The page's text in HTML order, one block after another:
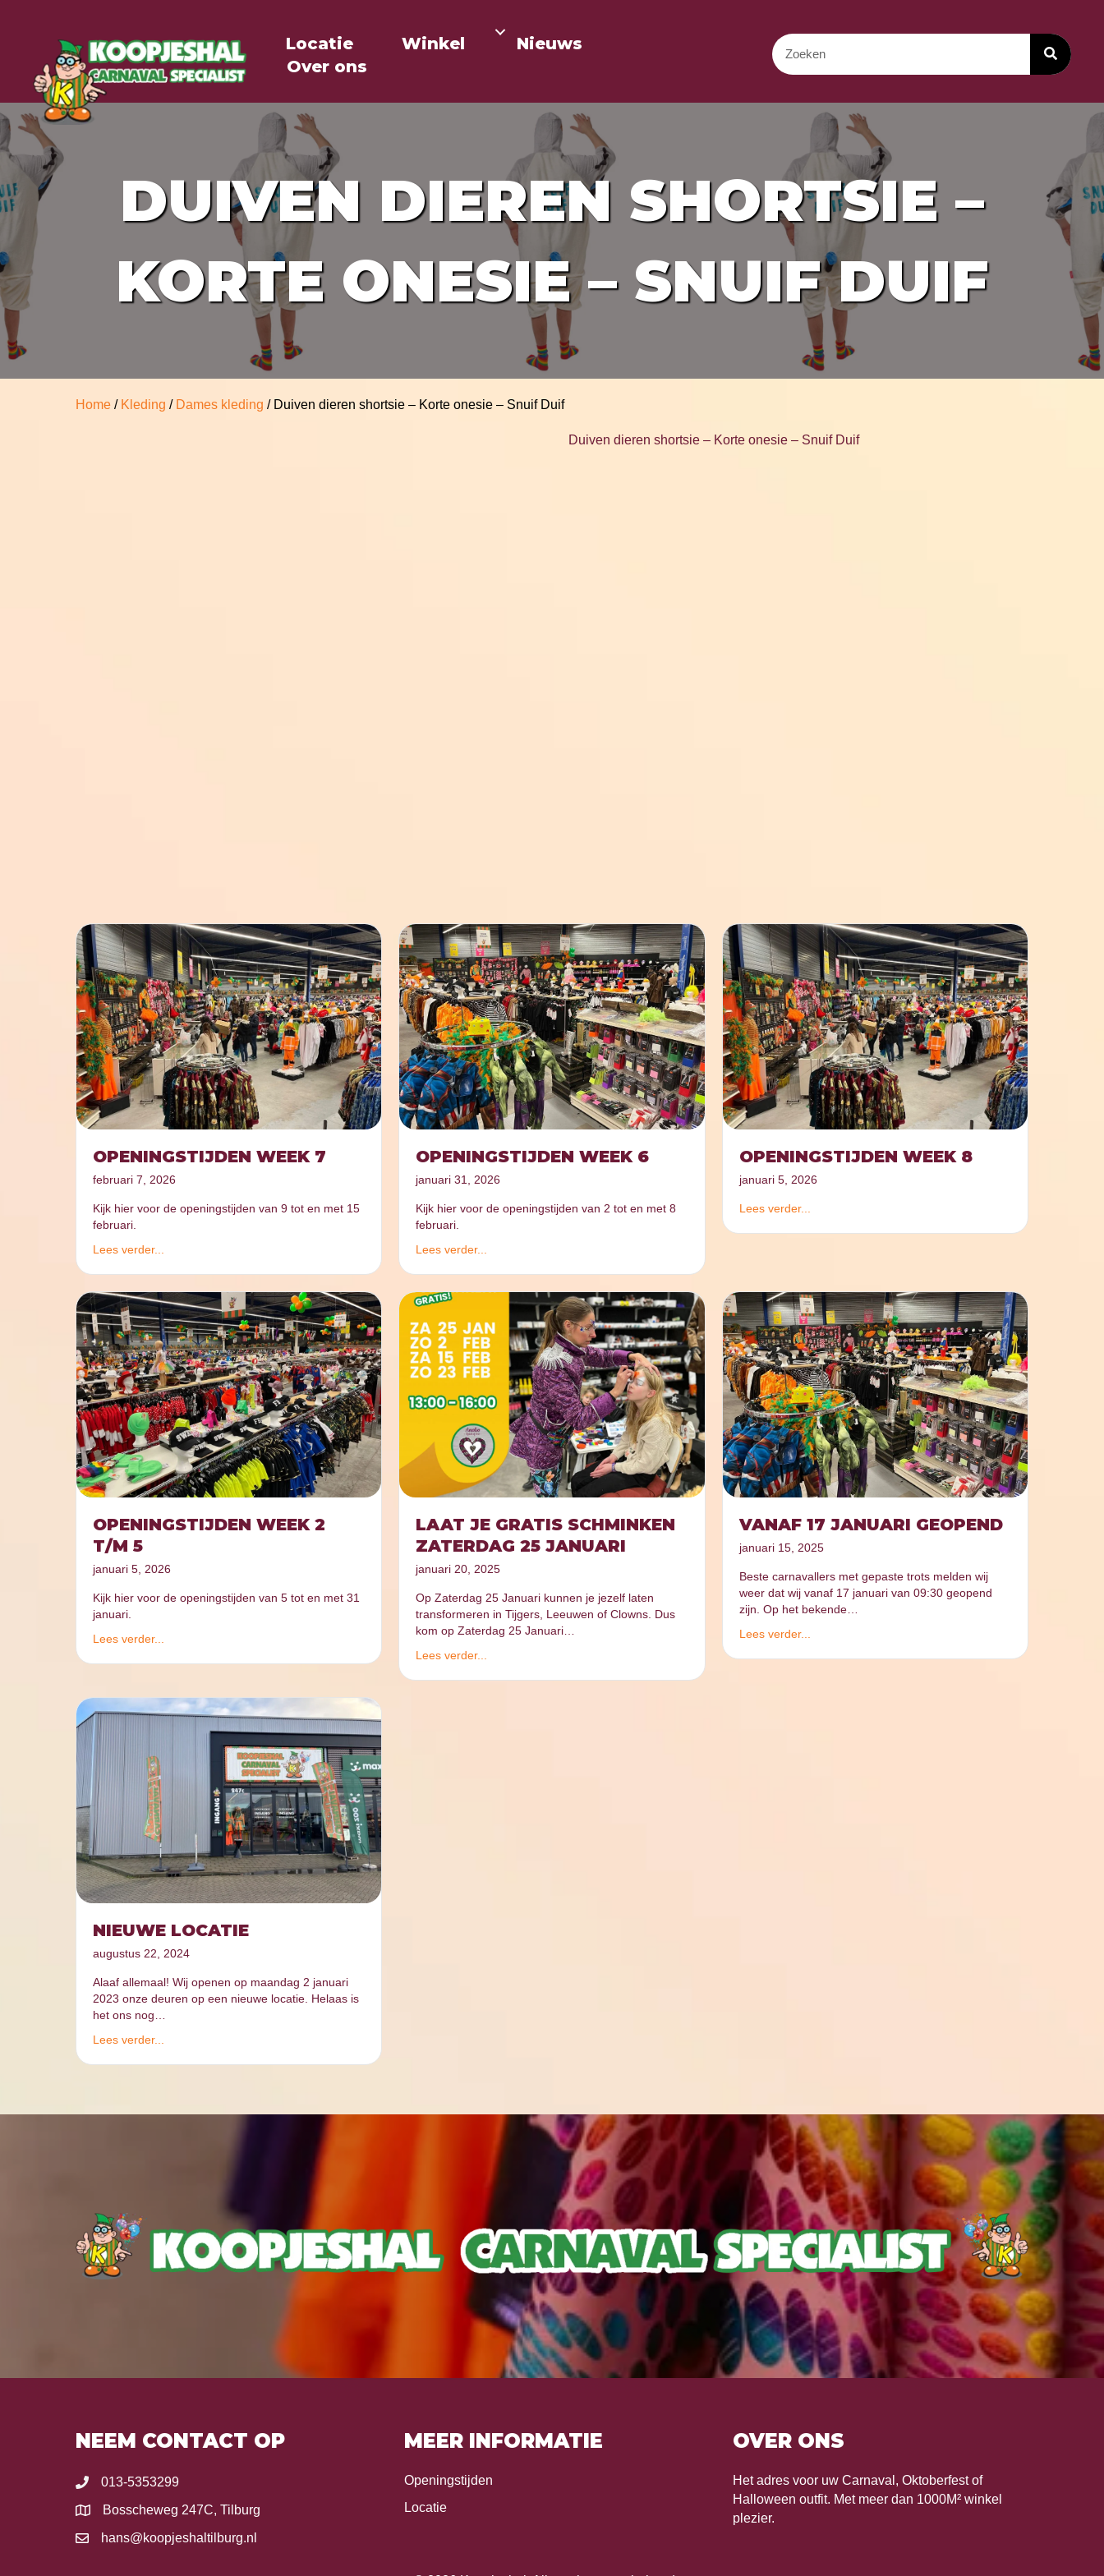
Locatie Winkel
Nieuws
Over ons
DUIVEN DIEREN SHORTSIE –
KORTE ONESIE – SNUIF DUIF
Home / Kleding / Dames kleding / Duiven dieren shortsie – Korte onesie – Snuif Duif
Duiven dieren shortsie – Korte onesie – Snuif Duif
OPENINGSTIJDEN WEEK 7
februari 7, 2026
Kijk hier voor de openingstijden van 9 tot en met 15
februari.
Lees verder...
OPENINGSTIJDEN WEEK 6
januari 31, 2026
Kijk hier voor de openingstijden van 2 tot en met 8
februari.
Lees verder...
OPENINGSTIJDEN WEEK 8
januari 5, 2026
Lees verder...
OPENINGSTIJDEN WEEK 2
T/M 5
januari 5, 2026
Kijk hier voor de openingstijden van 5 tot en met 31
januari.
Lees verder...
LAAT JE GRATIS SCHMINKEN
ZATERDAG 25 JANUARI
januari 20, 2025
Op Zaterdag 25 Januari kunnen je jezelf laten
transformeren in Tijgers, Leeuwen of Clowns. Dus
kom op Zaterdag 25 Januari…
Lees verder...
VANAF 17 JANUARI GEOPEND
januari 15, 2025
Beste carnavallers met gepaste trots melden wij
weer dat wij vanaf 17 januari van 09:30 geopend
zijn. Op het bekende…
Lees verder...
NIEUWE LOCATIE
augustus 22, 2024
Alaaf allemaal! Wij openen op maandag 2 januari
2023 onze deuren op een nieuwe locatie. Helaas is
het ons nog…
Lees verder...
NEEM CONTACT OP
013-5353299
Bosscheweg 247C, Tilburg
hans@koopjeshaltilburg.nl
MEER INFORMATIE
Openingstijden
Locatie
OVER ONS
Het adres voor uw Carnaval, Oktoberfest of
Halloween outfit. Met meer dan 1000M² winkel
plezier.